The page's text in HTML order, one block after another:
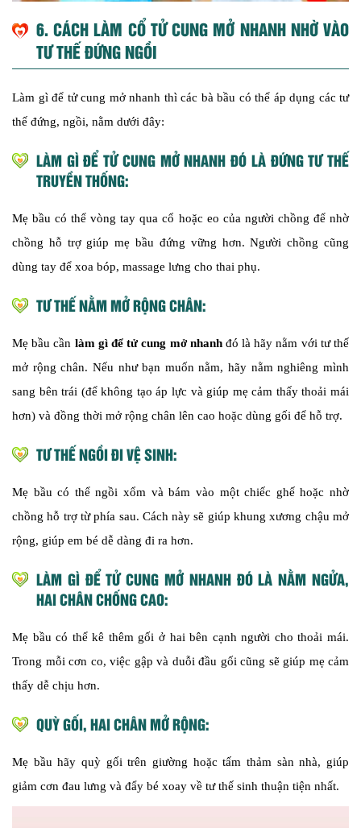
6. CÁCH LÀM CỔ TỬ CUNG MỞ NHANH NHỜ VÀO
TƯ THẾ ĐỨNG NGỒI
Làm gì để tử cung mở nhanh thì các bà bầu có thể áp dụng các tư
thế đứng, ngồi, nằm dưới đây:
LÀM GÌ ĐỂ TỬ CUNG MỞ NHANH ĐÓ LÀ ĐỨNG TƯ THẾ
TRUYỀN THỐNG:
Mẹ bầu có thể vòng tay qua cổ hoặc eo của người chồng để nhờ
chồng hỗ trợ giúp mẹ bầu đứng vững hơn. Người chồng cũng
dùng tay để xoa bóp, massage lưng cho thai phụ.
TƯ THẾ NẰM MỞ RỘNG CHÂN:
Mẹ bầu cần làm gì để tử cung mở nhanhđó là hãy nằm với tư thế
mở rộng chân. Nếu như bạn muốn nằm, hãy nằm nghiêng mình
sang bên trái (để không tạo áp lực và giúp mẹ cảm thấy thoải mái
hơn) và đồng thời mở rộng chân lên cao hoặc dùng gối để hỗ trợ.
TƯ THẾ NGỒI ĐI VỆ SINH:
Mẹ bầu có thể ngồi xổm và bám vào một chiếc ghế hoặc nhờ
chồng hỗ trợ từ phía sau. Cách này sẽ giúp khung xương chậu mở
rộng, giúp em bé dễ dàng đi ra hơn.
LÀM GÌ ĐỂ TỬ CUNG MỞ NHANH ĐÓ LÀ NẰM NGỬA,
HAI CHÂN CHỐNG CAO:
Mẹ bầu có thể kê thêm gối ở hai bên cạnh người cho thoải mái.
Trong mỗi cơn co, việc gập và duỗi đầu gối cũng sẽ giúp mẹ cảm
thấy dễ chịu hơn.
QUỲ GỐI, HAI CHÂN MỞ RỘNG:
Mẹ bầu hãy quỳ gối trên giường hoặc tấm thảm sàn nhà, giúp
giảm cơn đau lưng và đẩy bé xoay về tư thế sinh thuận tiện nhất.